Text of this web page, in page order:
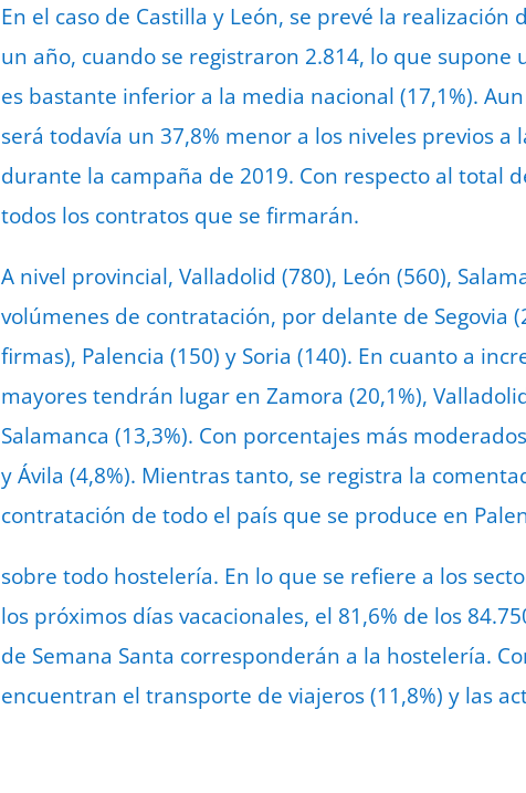
En el caso de Castilla y León, se prevé la
un año, cuando se registraron 2.814, lo que
es bastante inferior a la media nacional (17,1%).
será todavía un 37,8% menor a los niveles previos
durante la campaña de 2019. Con respecto al total
todos los contratos que se firmarán.
A nivel provincial, Valladolid (780), León (560),
volúmenes de contratación, por delante de Segovia
firmas), Palencia (150) y Soria (140). En cuanto a
mayores tendrán lugar en Zamora (20,1%),
Salamanca (13,3%). Con porcentajes más
y Ávila (4,8%). Mientras tanto, se registra la
contratación de todo el país que se produce en
sobre todo hostelería. En lo que se refiere a los
los próximos días vacacionales, el 81,6% de los
de Semana Santa corresponderán a la hostelería.
encuentran el transporte de viajeros (11,8%) y las